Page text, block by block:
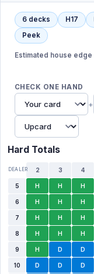
6 decks H17
Peek
Estimated house edge
CHECK ONE HAND
+
Hard Totals
DEALER 2 3 4
5 H H H
6 H H H
7 H H H
8 H H H
9 H D D
10 D D D